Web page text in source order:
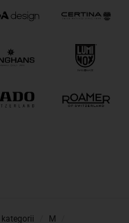
kategorii M